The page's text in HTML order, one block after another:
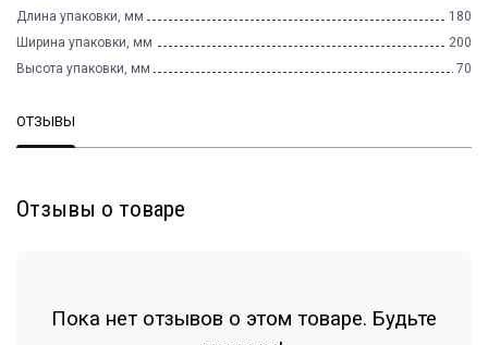
Длина упаковки, мм
180
Ширина упаковки, мм
200
Высота упаковки, мм
70
ОТЗЫВЫ
Отзывы о товаре
Пока нет отзывов о этом товаре. Будьте